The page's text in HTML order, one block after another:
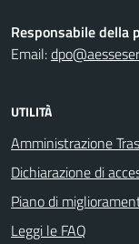
Responsabile della
Email:
UTILITÀ
Amministrazione
Dichiarazione di
Piano di
Leggi le FAQ